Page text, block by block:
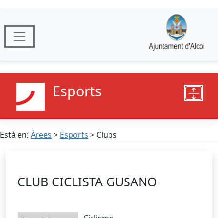
Esports
Està en: Àrees > Esports > Clubs
CLUB CICLISTA GUSANO